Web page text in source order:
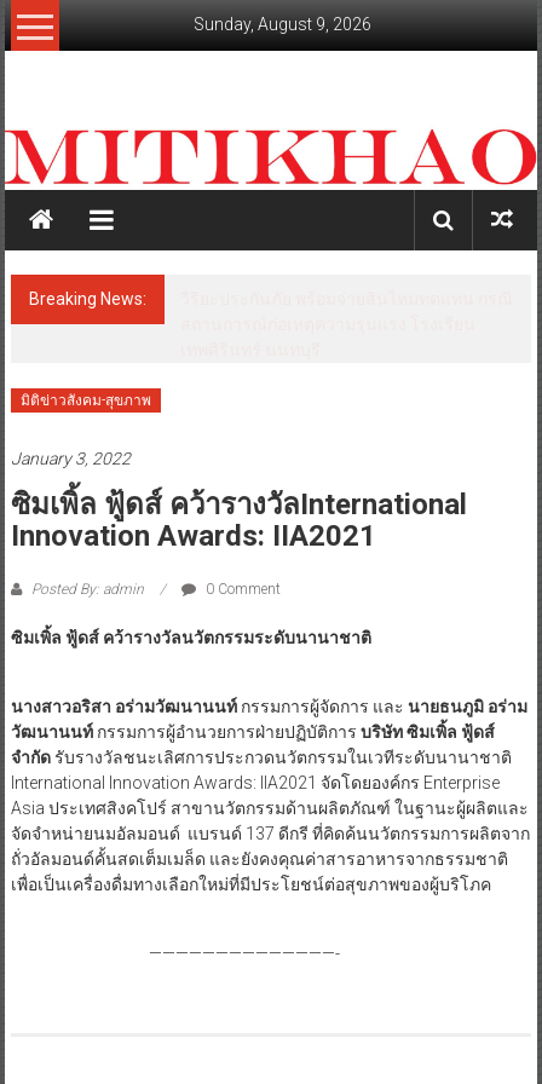
Skip
to
Sunday, August 9, 2026
สะท้อน
ลึก
เหลี่ยม
มุม
เศรษฐกิจ-
การเมือง-
Breaking News:
มิติข่าวสังคม-สุขภาพ
January 3, 2022
ซิมเพิ้ล ฟู้ดส์ คว้ารางวัลInternational
Innovation Awards: IIA2021
Posted By: admin 0 Comment
ซิมเพิ้ล ฟู้ดส์ คว้ารางวัลนวัตกรรมระดับนานาชาติ
นางสาวอริสา อร่ามวัฒนานนท์กรรมการผู้จัดการ และ นายธนภูมิ อร่าม
วัฒนานนท์กรรมการผู้อำนวยการฝ่ายปฏิบัติการ บริษัท ซิมเพิ้ล ฟู้ดส์
จำกัดรับรางวัลชนะเลิศการประกวดนวัตกรรมในเวทีระดับนานาชาติ
International Innovation Awards: IIA2021 จัดโดยองค์กร Enterprise
Asia ประเทศสิงคโปร์ สาขานวัตกรรมด้านผลิตภัณฑ์ ในฐานะผู้ผลิตและ
จัดจำหน่ายนมอัลมอนด์ แบรนด์ 137 ดีกรี ที่คิดค้นนวัตกรรมการผลิตจาก
ถั่วอัลมอนด์คั้นสดเต็มเมล็ด และยังคงคุณค่าสารอาหารจากธรรมชาติ
เพื่อเป็นเครื่องดื่มทางเลือกใหม่ที่มีประโยชน์ต่อสุขภาพของผู้บริโภค
——————————————-